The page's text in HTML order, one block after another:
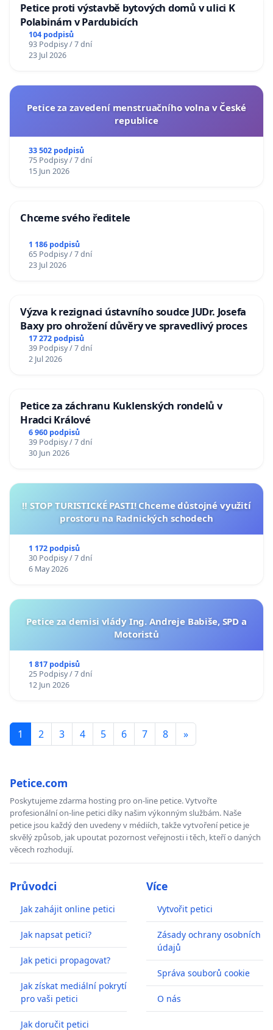
Petice proti výstavbě bytových domů v ulici K
Polabinám v Pardubicích
104 podpisů
93 Podpisy / 7 dní
23 Jul 2026
Petice za zavedení menstruačního volna v České
republice
33 502 podpisů
75 Podpisy / 7 dní
15 Jun 2026
Chceme svého ředitele
1 186 podpisů
65 Podpisy / 7 dní
23 Jul 2026
Výzva k rezignaci ústavního soudce JUDr. Josefa
Baxy pro ohrožení důvěry ve spravedlivý proces
17 272 podpisů
39 Podpisy / 7 dní
2 Jul 2026
Petice za záchranu Kuklenských rondelů v
Hradci Králové
6 960 podpisů
39 Podpisy / 7 dní
30 Jun 2026
‼️ STOP TURISTICKÉ PASTI! Chceme důstojné využití
prostoru na Radnických schodech
1 172 podpisů
30 Podpisy / 7 dní
6 May 2026
Petice za demisi vlády Ing. Andreje Babiše, SPD a
Motoristů
1 817 podpisů
25 Podpisy / 7 dní
12 Jun 2026
1 2 3 4 5 6 7 8 »
Petice.com
Poskytujeme zdarma hosting pro on-line petice. Vytvořte
profesionální on-line petici díky našim výkonným službám. Naše
petice jsou každý den uvedeny v médiích, takže vytvoření petice je
skvělý způsob, jak upoutat pozornost veřejnosti i těch, kteří o daných
věcech rozhodují.
Průvodci
Jak zahájit online petici
Jak napsat petici?
Jak petici propagovat?
Jak získat mediální pokrytí
pro vaši petici
Jak doručit petici
Více
Vytvořit petici
Zásady ochrany osobních
údajů
Správa souborů cookie
O nás